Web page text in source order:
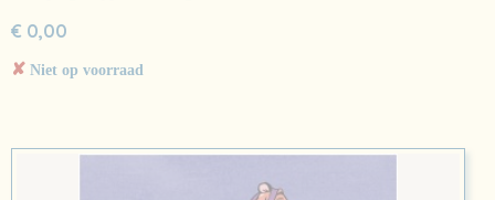
€ 0,00
✘ Niet op voorraad